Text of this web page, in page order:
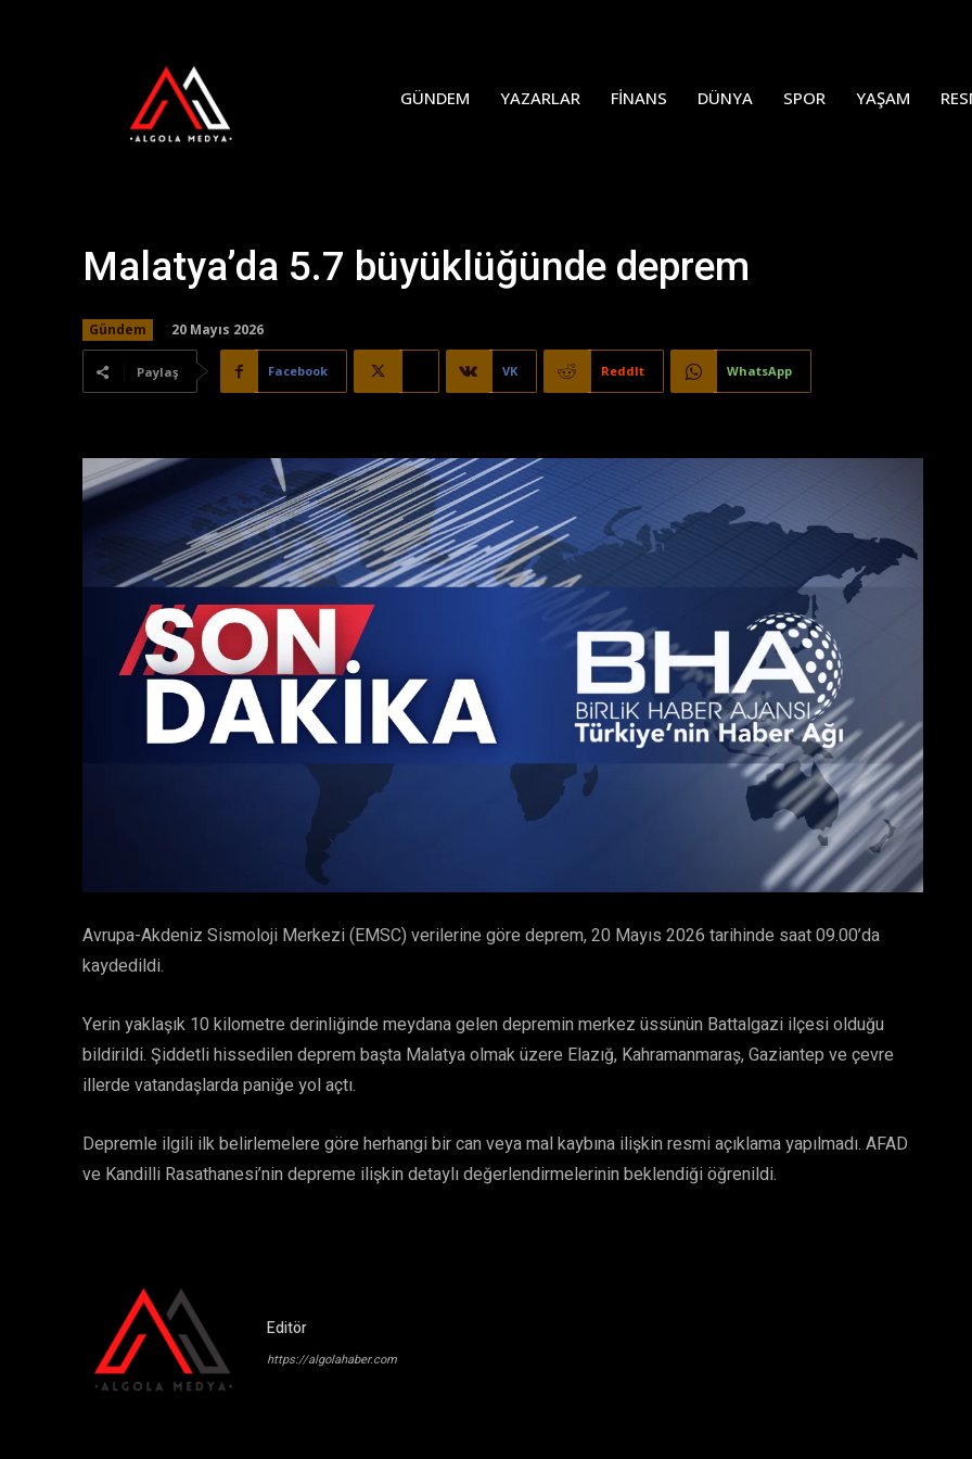
GÜNDEM YAZARLAR FINANS DÜNYA SPOR YAŞAM
Malatya’da 5.7 büyüklüğünde deprem
Gündem 20 Mayıs 2026
Paylaş Facebook VK ReddIt WhatsApp
Avrupa-Akdeniz Sismoloji Merkezi (EMSC) verilerine göre deprem, 20 Mayıs 2026 tarihinde saat 09.00’da
kaydedildi.
Yerin yaklaşık 10 kilometre derinliğinde meydana gelen depremin merkez üssünün Battalgazi ilçesi olduğu
bildirildi. Şiddetli hissedilen deprem başta Malatya olmak üzere Elazığ, Kahramanmaraş, Gaziantep ve çevre
illerde vatandaşlarda paniğe yol açtı.
Depremle ilgili ilk belirlemelere göre herhangi bir can veya mal kaybına ilişkin resmi açıklama yapılmadı. AFAD
ve Kandilli Rasathanesi’nin depreme ilişkin detaylı değerlendirmelerinin beklendiği öğrenildi.
Editör
https://algolahaber.com